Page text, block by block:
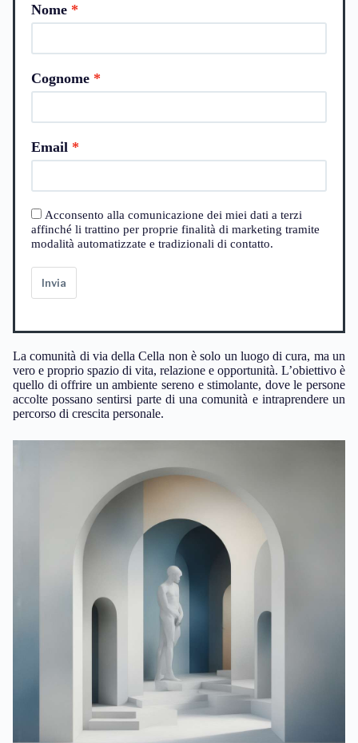
Nome
Cognome
Email
Acconsento alla comunicazione dei miei dati a terzi
affinché li trattino per proprie finalità di marketing tramite
modalità automatizzate e tradizionali di contatto.
Invia
La comunità di via della Cella non è solo un luogo di cura, ma un
vero e proprio spazio di vita, relazione e opportunità. L’obiettivo è
quello di offrire un ambiente sereno e stimolante, dove le persone
accolte possano sentirsi parte di una comunità e intraprendere un
percorso di crescita personale.